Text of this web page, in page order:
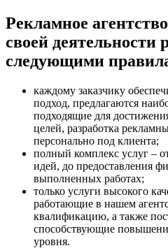
Рекламное
своей деятельности
следующими
каждому заказчику
подход, предлагаются
подходящие для
целей, разработка
персонально под клиента;
полный комплекс услуг –
идей, до предоставления
выполненных работах;
только услуги высокого
работающие в нашем
квалификацию, а также
способствующие
уровня.